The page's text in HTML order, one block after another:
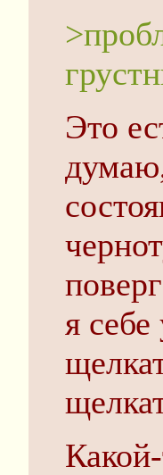
Это
я